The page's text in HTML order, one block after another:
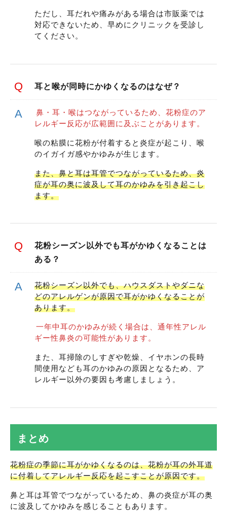
ただし、耳だれや痛みがある場合は市販薬では
対応できないため、早めにクリニックを受診し
てください。
耳と喉が同時にかゆくなるのはなぜ？
鼻・耳・喉はつながっているため、花粉症のア
レルギー反応が広範囲に及ぶことがあります。
喉の粘膜に花粉が付着すると炎症が起こり、喉
のイガイガ感やかゆみが生じます。
また、鼻と耳は耳管でつながっているため、炎
症が耳の奥に波及して耳のかゆみを引き起こし
ます。
花粉シーズン以外でも耳がかゆくなることは
ある？
花粉シーズン以外でも、ハウスダストやダニな
どのアレルゲンが原因で耳がかゆくなることが
あります。
一年中耳のかゆみが続く場合は、通年性アレル
ギー性鼻炎の可能性があります。
また、耳掃除のしすぎや乾燥、イヤホンの長時
間使用なども耳のかゆみの原因となるため、ア
レルギー以外の要因も考慮しましょう。
まとめ
花粉症の季節に耳がかゆくなるのは、花粉が耳の外耳道
に付着してアレルギー反応を起こすことが原因です。
鼻と耳は耳管でつながっているため、鼻の炎症が耳の奥
に波及してかゆみを感じることもあります。